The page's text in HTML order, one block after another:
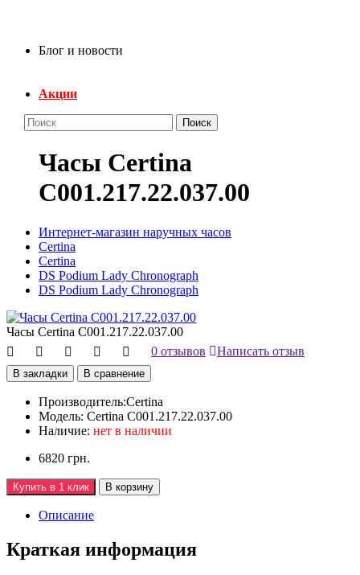
Блог и новости
Акции
Поиск
Часы Certina
C001.217.22.037.00
Интернет-магазин наручных часов
Certina
Certina
DS Podium Lady Chronograph
DS Podium Lady Chronograph
Часы Certina C001.217.22.037.00
0 отзывов
Написать отзыв
В закладки В сравнение
Производитель:Certina
Модель: Certina C001.217.22.037.00
Наличие: нет в наличии
6820 грн.
Купить в 1 клик В корзину
Описание
Краткая информация